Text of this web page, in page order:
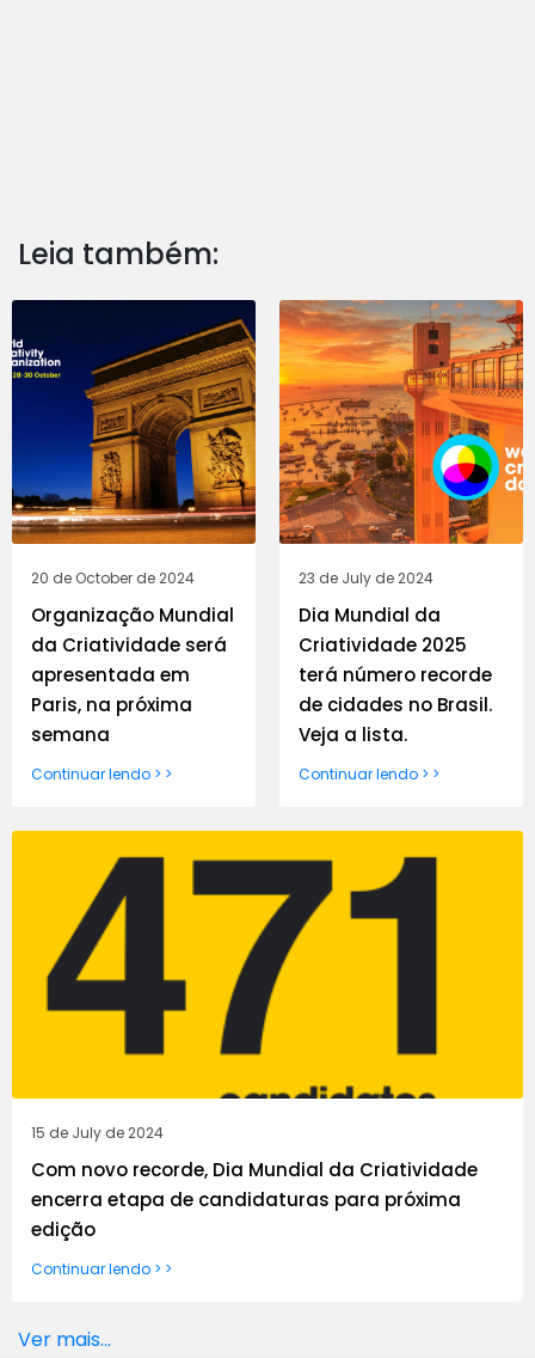
Leia também:
20 de October de 2024
Organização Mundial
da Criatividade será
apresentada em
Paris, na próxima
semana
Continuar lendo > >
23 de July de 2024
Dia Mundial da
Criatividade 2025
terá número recorde
de cidades no Brasil.
Veja a lista.
Continuar lendo > >
15 de July de 2024
Com novo recorde, Dia Mundial da Criatividade
encerra etapa de candidaturas para próxima
edição
Continuar lendo > >
Ver mais...